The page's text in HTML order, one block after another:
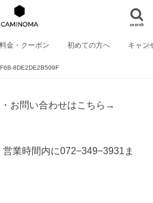
search
金・クーポン 初めての方へ キャン
8DE2DE2B509F
お問い合わせはこちら→
業時間内に072−349−3931ま